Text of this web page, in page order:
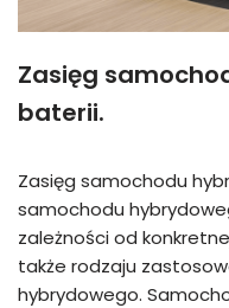
Zasięg
baterii.
Zasięg samochodu
samochodu
zależności od
także rodzaju
hybrydowego.